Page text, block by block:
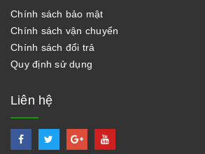
Chính sách bảo mật
Chính sách vận chuyển
Chính sách đổi trả
Quy định sử dụng
Liên hệ